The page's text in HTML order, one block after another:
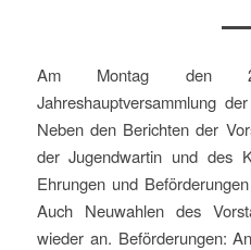
Am Montag den
Jahreshauptversammlung
Neben den Berichten der
der Jugendwartin und des
Ehrungen und
Auch Neuwahlen des
wieder an. Beförderungen: